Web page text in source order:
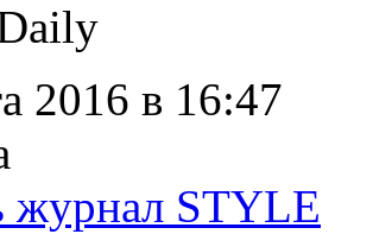
2016 в 16:47
журнал STYLE